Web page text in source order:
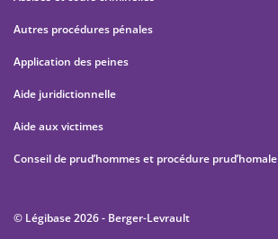
Autres procédures pénales
Application des peines
Aide juridictionnelle
Aide aux victimes
Conseil de prud’hommes et procédure prud’homale
© Légibase 2026 - Berger-Levrault